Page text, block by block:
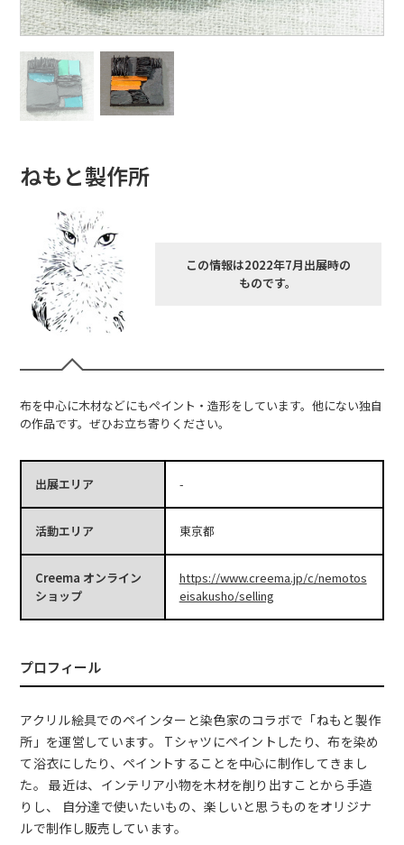
ねもと製作所
この情報は2022年7月出展時の
ものです。
布を中心に木材などにもペイント・造形をしています。他にない独自
の作品です。ぜひお立ち寄りください。
出展エリア -
活動エリア 東京都
Creema オンライン
ショップ
https://www.creema.jp/c/nemotos
eisakusho/selling
プロフィール
アクリル絵具でのペインターと染色家のコラボで「ねもと製作
所」を運営しています。 Tシャツにペイントしたり、布を染め
て浴衣にしたり、ペイントすることを中心に制作してきまし
た。 最近は、インテリア小物を木材を削り出すことから手造
りし、 自分達で使いたいもの、楽しいと思うものをオリジナ
ルで制作し販売しています。